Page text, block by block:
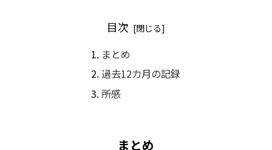
目次
まとめ
過去12カ月の記録
所感
まとめ